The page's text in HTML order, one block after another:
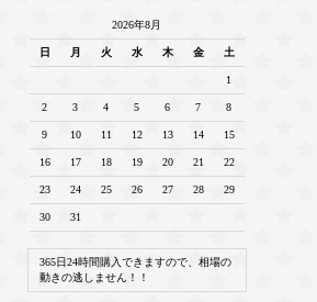
2026年8月
日 月 火 水 木 金 土
1
2 3 4 5 6 7 8
9 10 11 12 13 14 15
16 17 18 19 20 21 22
23 24 25 26 27 28 29
30 31
365日24時間購入できますので、相場の
動きの逃しません！！